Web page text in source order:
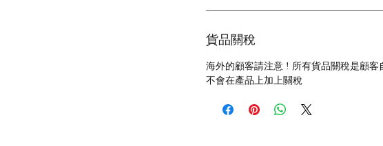
貨品關稅
海外的顧客請注意 ! 所有貨品關稅是顧客
不會在產品上加上關稅